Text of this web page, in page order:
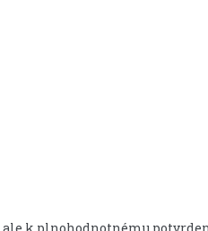
ale k plnohodnotnému